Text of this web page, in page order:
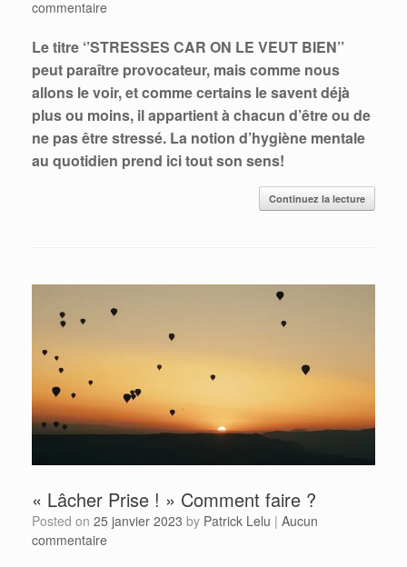
commentaire
Le titre ‘’STRESSES CAR ON LE VEUT BIEN’’
peut paraître provocateur, mais comme nous
allons le voir, et comme certains le savent déjà
plus ou moins, il appartient à chacun d’être ou de
ne pas être stressé. La notion d’hygiène mentale
au quotidien prend ici tout son sens!
Continuez la lecture
« Lâcher Prise ! » Comment faire ?
Posted on 25 janvier 2023 by Patrick Lelu | Aucun
commentaire